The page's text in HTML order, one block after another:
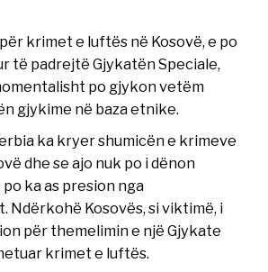
krimet e luftës në Kosovë, e po
të padrejtë Gjykatën Speciale,
po gjykon vetëm
gjykime në baza etnike.
ka kryer shumicën e krimeve
dhe se ajo nuk po i dënon
ka as presion nga
Ndërkohë Kosovës, si viktimë, i
për themelimin e një Gjykate
krimet e luftës.